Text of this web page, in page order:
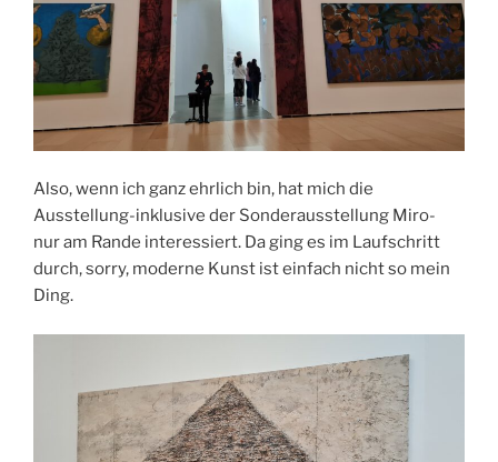
Also, wenn ich ganz ehrlich bin, hat mich die
Ausstellung-inklusive der Sonderausstellung Miro-
nur am Rande interessiert. Da ging es im Laufschritt
durch, sorry, moderne Kunst ist einfach nicht so mein
Ding.